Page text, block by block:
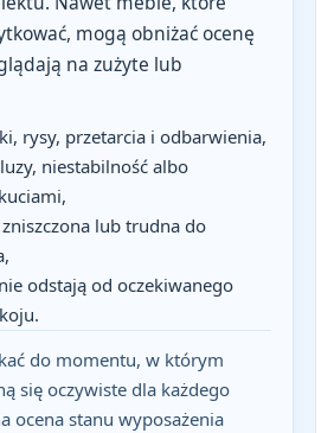
mogą obniżać ocenę
na zużyte lub
rysy, przetarcia i odbarwienia,
niestabilność albo
lub trudna do
odstają od oczekiwanego
do momentu, w którym
się oczywiste dla każdego
ocena stanu wyposażenia